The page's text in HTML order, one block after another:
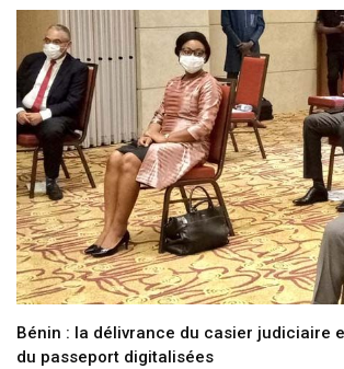
Bénin : la délivrance du casier judiciaire
du passeport digitalisées